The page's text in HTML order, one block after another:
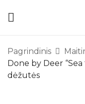
Pagrindinis
Done by Deer
dėžutės